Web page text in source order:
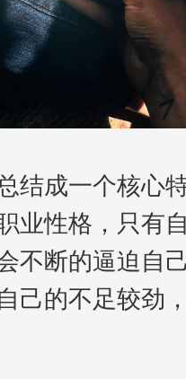
结成一个核心
业性格，只有
不断的逼迫自
己的不足较劲